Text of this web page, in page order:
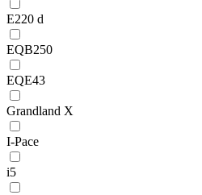
E220 d
EQB250
EQE43
Grandland X
I-Pace
i5